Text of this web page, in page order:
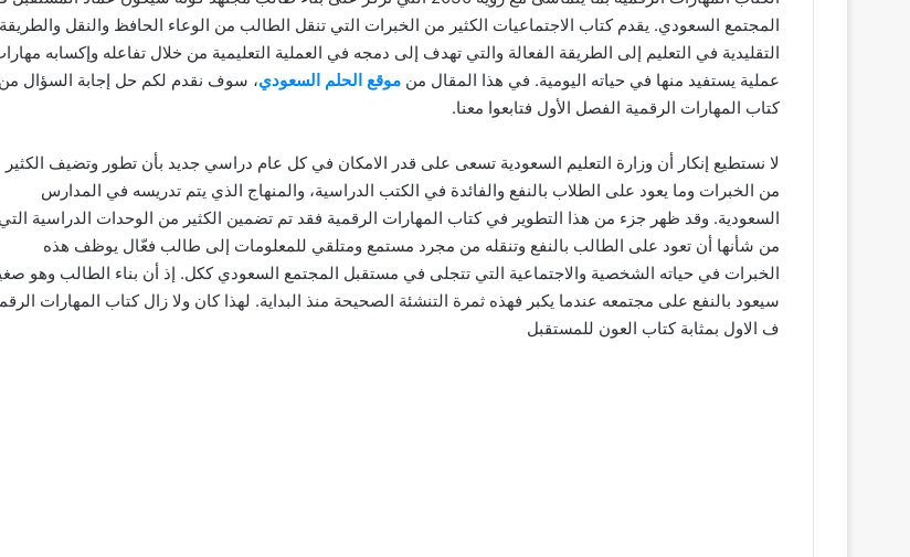
المجتمع السعودي. يقدم كتاب الاجتماعيات الكثير من الخبرات التي تنقل الطالب من الوعاء الحافظ والنقل والطريقة
التقليدية في التعليم إلى الطريقة الفعالة والتي تهدف إلى دمجه في العملية التعليمية من خلال تفاعله وإكسابه
عملية يستفيد منها في حياته اليومية. في هذا المقال من موقع الحلم السعودي، سوف نقدم لكم حل إجابة السؤال من
كتاب المهارات الرقمية الفصل الأول فتابعوا معنا.
لا نستطيع إنكار أن وزارة التعليم السعودية تسعى على قدر الامكان في كل عام دراسي جديد بأن تطور وتضيف الكثير
من الخبرات وما يعود على الطلاب بالنفع والفائدة في الكتب الدراسية، والمنهاج الذي يتم تدريسه في المدارس
السعودية. وقد ظهر جزء من هذا التطوير في كتاب المهارات الرقمية فقد تم تضمين الكثير من الوحدات الدراسية التي
من شأنها أن تعود على الطالب بالنفع وتنقله من مجرد مستمع ومتلقي للمعلومات إلى طالب فعّال يوظف هذه
الخبرات في حياته الشخصية والاجتماعية التي تتجلى في مستقبل المجتمع السعودي ككل. إذ أن بناء الطالب وهو
سيعود بالنفع على مجتمعه عندما يكبر فهذه ثمرة التنشئة الصحيحة منذ البداية. لهذا كان ولا زال كتاب المهارات
ف الاول بمثابة كتاب العون للمستقبل